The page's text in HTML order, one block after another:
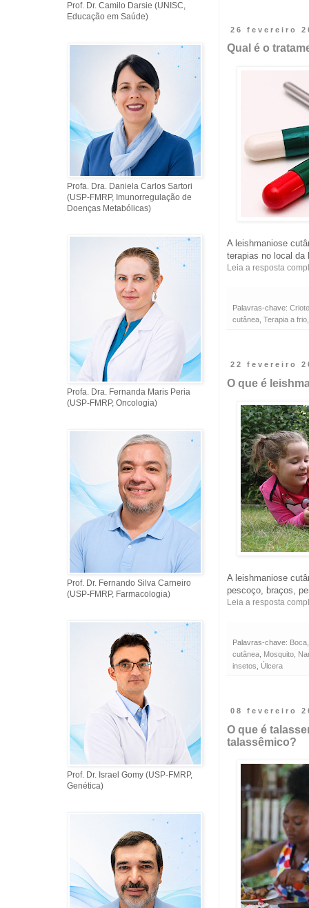
26 fevereiro
Qual é o
A leishmaniose
terapias no local da
Leia a resposta
Palavras-chave:
cutânea ,Terapia a frio
22 fevereiro
O que é
A leishmaniose
pescoço, braços,
Leia a resposta
Palavras-chave: Boca
cutânea Mosquito
insetos
Úlcera
08 fevereiro
O que é
talassêmico?
Prof. Dr. Camilo Darsie (UNISC,
Educação em Saúde)
Profa. Dra. Daniela Carlos Sartori
(USP-FMRP, Imunorregulação de
Doenças Metabólicas)
Profa. Dra. Fernanda Maris Peria
(USP-FMRP, Oncologia)
Prof. Dr. Fernando Silva Carneiro
(USP-FMRP, Farmacologia)
Prof. Dr. Israel Gomy (USP-FMRP,
Genética)